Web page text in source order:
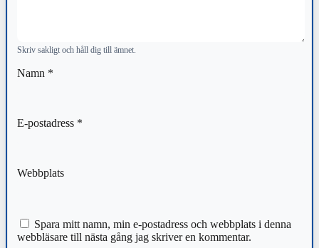
Skriv sakligt och håll dig till ämnet.
Namn *
E-postadress *
Webbplats
Spara mitt namn, min e-postadress och webbplats i denna
webbläsare till nästa gång jag skriver en kommentar.